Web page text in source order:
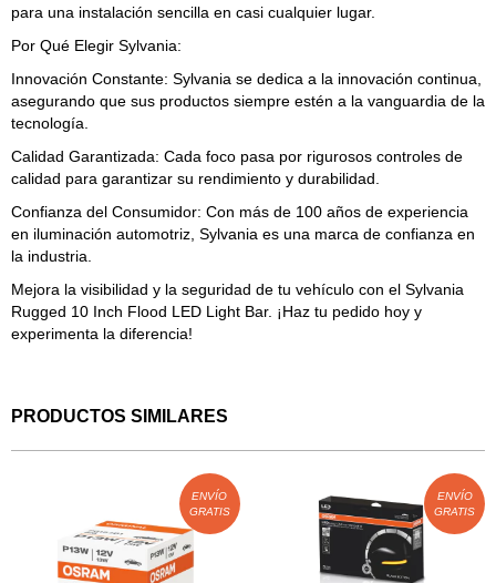
para una instalación sencilla en casi cualquier lugar.
Por Qué Elegir Sylvania:
Innovación Constante: Sylvania se dedica a la innovación continua,
asegurando que sus productos siempre estén a la vanguardia de la
tecnología.
Calidad Garantizada: Cada foco pasa por rigurosos controles de
calidad para garantizar su rendimiento y durabilidad.
Confianza del Consumidor: Con más de 100 años de experiencia
en iluminación automotriz, Sylvania es una marca de confianza en
la industria.
Mejora la visibilidad y la seguridad de tu vehículo con el Sylvania
Rugged 10 Inch Flood LED Light Bar. ¡Haz tu pedido hoy y
experimenta la diferencia!
PRODUCTOS SIMILARES
ENVÍO
GRATIS
ENVÍO
GRATIS